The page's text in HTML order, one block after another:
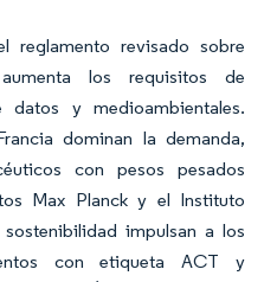
reglamento revisado sobre
los requisitos de
y medioambientales.
dominan la demanda,
con pesos pesados
Max Planck y el Instituto
impulsan a los
con etiqueta ACT y